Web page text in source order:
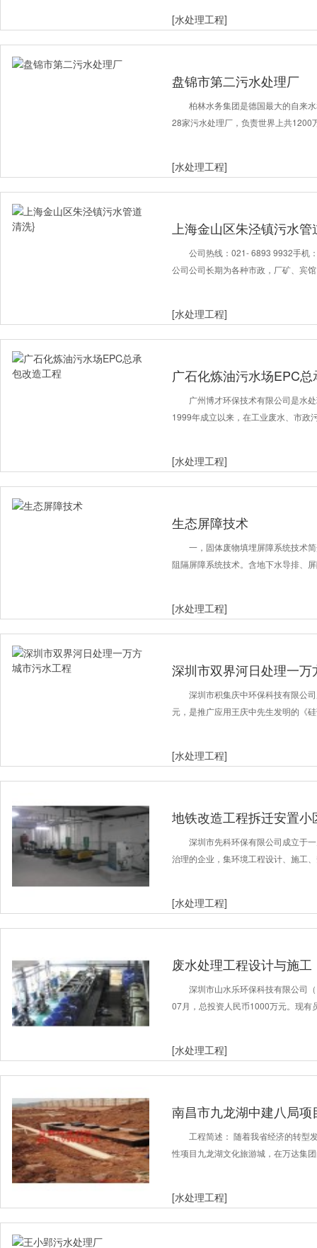
[水处理工程]
盘锦市第二污水处理厂
柏林水务集团是德国最大的自来
28家污水处理厂，负责世界上共1200
[水处理工程]
上海金山区朱泾镇污水管
公司热线：021- 6893 9932手机
公司公司长期为各种市政，厂矿、宾
[水处理工程]
广石化炼油污水场EPC
广州博才环保技术有限公司是水
1999年成立以来，在工业废水、市政
[水处理工程]
生态屏障技术
一，固体废物填埋屏障系统技术
阻隔屏障系统技术。含地下水导排、
[水处理工程]
深圳市双界河日处理一
深圳市积集庆中环保科技有限公
元，是推广应用王庆中先生发明的《
[水处理工程]
地铁改造工程拆迁安置
深圳市先科环保有限公司成立于
治理的企业，集环境工程设计、施工
[水处理工程]
废水处理工程设计与施工
深圳市山水乐环保科技有限公司
07月，总投资人民币1000万元。现有
[水处理工程]
南昌市九龙湖中建八局
工程简述： 随着我省经济的转型
性项目九龙湖文化旅游城，在万达集
[水处理工程]